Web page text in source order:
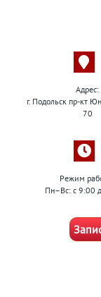
Адрес:
г. Подольск пр-кт
70
Режим
Пн–Вс: с 9:00